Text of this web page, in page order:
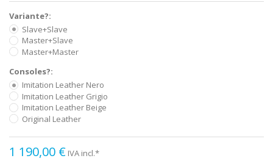
Variante?:
Slave+Slave
Master+Slave
Master+Master
Consoles?:
Imitation Leather Nero
Imitation Leather Grigio
Imitation Leather Beige
Original Leather
1 190,00 € IVA incl.*